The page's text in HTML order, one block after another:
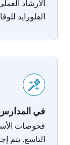
الارشاد
الفلورايد
في
فحوصات
التاسع. يتم